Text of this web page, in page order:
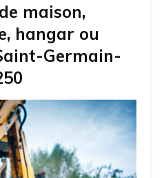
maison,
hangar ou
Germain-